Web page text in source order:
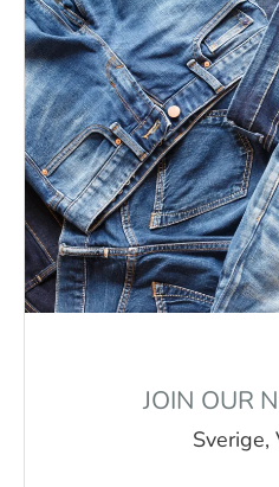
JOIN OUR
Sverige,